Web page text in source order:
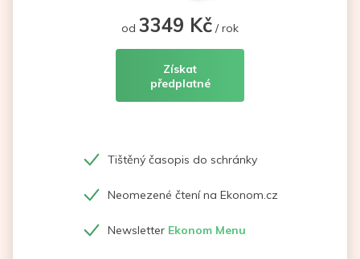
od 3349 Kč / rok
Získat
předplatné
Tištěný časopis do schránky
Neomezené čtení na Ekonom.cz
Newsletter Ekonom Menu